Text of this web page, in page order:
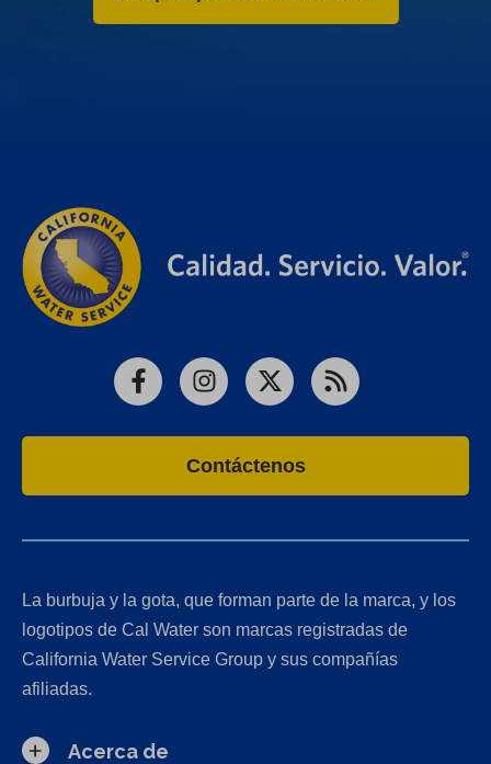
FacebookInstagram
X RSS
Contáctenos
La burbuja y la gota, que forman parte de la marca, y los
logotipos de Cal Water son marcas registradas de
California Water Service Group y sus compañías
afiliadas.
Acerca de